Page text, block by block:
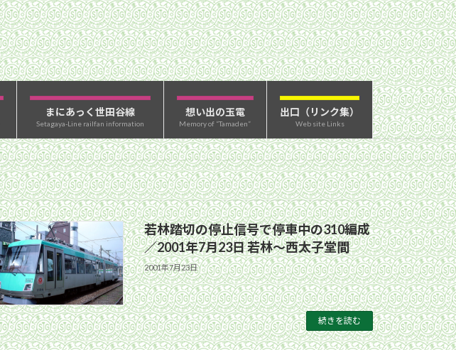
まにあっく世田谷線
Setagaya-Line railfan information
想い出の玉電
Memory of “Tamaden”
出口（リンク集）
Web site Links
若林踏切の停止信号で停車中の310編成
／2001年7月23日 若林〜西太子堂間
2001年7月23日
続きを読む